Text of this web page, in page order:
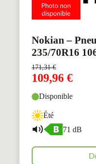
Nokian –
235/70R16
171,31€
109,96 €
Disponible
Été
71 dB